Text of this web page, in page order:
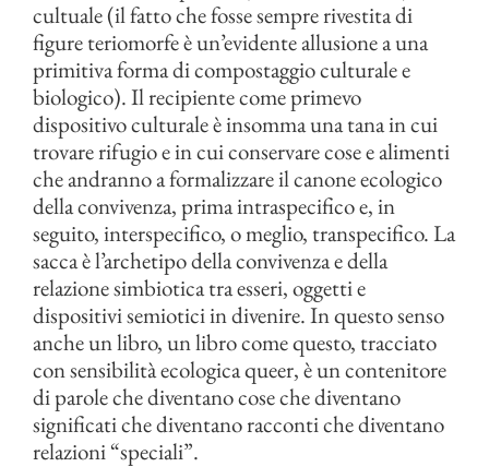
cultuale (il fatto che fosse sempre rivestita di
figure teriomorfe è un’evidente allusione a una
primitiva forma di compostaggio culturale e
biologico). Il recipiente come primevo
dispositivo culturale è insomma una tana in cui
trovare rifugio e in cui conservare cose e alimenti
che andranno a formalizzare il canone ecologico
della convivenza, prima intraspecifico e, in
seguito, interspecifico, o meglio, transpecifico. La
sacca è l’archetipo della convivenza e della
relazione simbiotica tra esseri, oggetti e
dispositivi semiotici in divenire. In questo senso
anche un libro, un libro come questo, tracciato
con sensibilità ecologica queer, è un contenitore
di parole che diventano cose che diventano
significati che diventano racconti che diventano
relazioni “speciali”.